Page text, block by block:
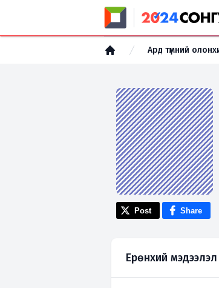
Ард түмний
Post Share
Ерөнхий мэдээлэл